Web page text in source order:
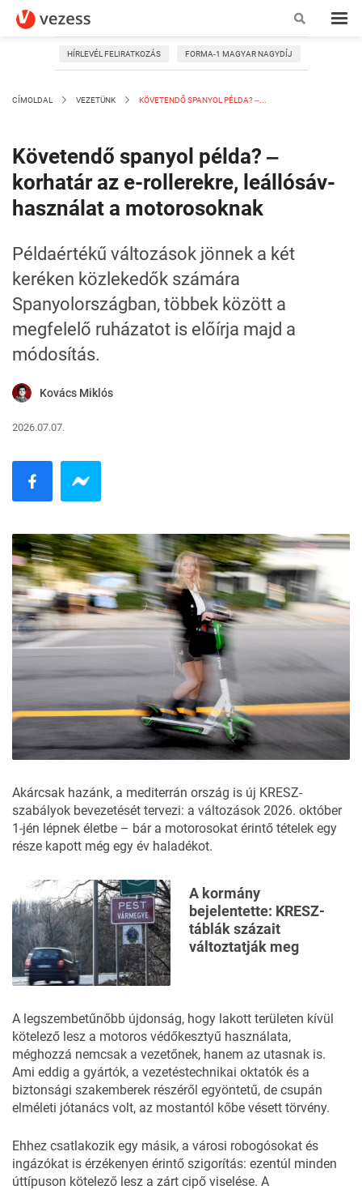
HÍRLEVÉL FELIRATKOZÁS FORMA-1 MAGYAR NAGYDÍJ
CÍMOLDAL VEZETÜNK KÖVETENDŐ SPANYOL PÉLDA? ‒...
Követendő spanyol példa? ‒
korhatár az e-rollerekre, leállósáv-
használat a motorosoknak
Példaértékű változások jönnek a két
keréken közlekedők számára
Spanyolországban, többek között a
megfelelő ruházatot is előírja majd a
módosítás.
Kovács Miklós
2026.07.07.
Akárcsak hazánk, a mediterrán ország is új KRESZ-
szabályok bevezetését tervezi: a változások 2026. október
1-jén lépnek életbe – bár a motorosokat érintő tételek egy
része kapott még egy év haladékot.
A kormány
bejelentette: KRESZ-
táblák százait
változtatják meg
A legszembetűnőbb újdonság, hogy lakott területen kívül
kötelező lesz a motoros védőkesztyű használata,
méghozzá nemcsak a vezetőnek, hanem az utasnak is.
Ami eddig a gyártók, a vezetéstechnikai oktatók és a
biztonsági szakemberek részéről egyöntetű, de csupán
elméleti jótanács volt, az mostantól kőbe vésett törvény.
Ehhez csatlakozik egy másik, a városi robogósokat és
ingázókat is érzékenyen érintő szigorítás: ezentúl minden
úttípuson kötelező lesz a zárt cipő viselése. A